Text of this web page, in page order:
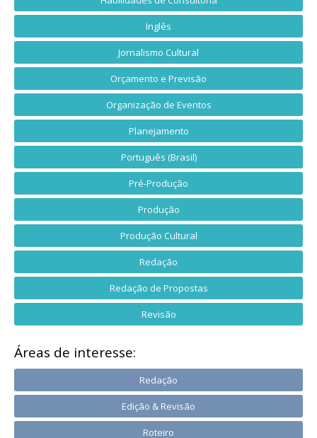
Inglês
Jornalismo Cultural
Orçamento e Previsão
Organização de Eventos
Planejamento
Português (Brasil)
Pré-Produção
Produção
Produção Cultural
Redação
Redação de Propostas
Revisão
Áreas de interesse:
Redação
Edição & Revisão
Roteiro